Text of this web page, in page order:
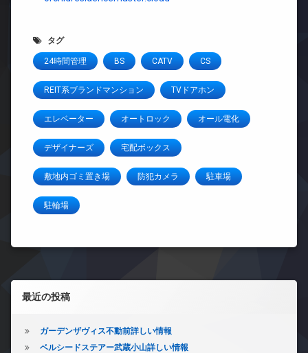
タグ
24時間管理 BS CATV CS
REIT系ブランドマンション TVドアホン
エレベーター オートロック オール電化
デザイナーズ 宅配ボックス
敷地内ゴミ置き場 防犯カメラ 駐車場
駐輪場
左サイドバー
最近の投稿
ガーデンザヴィス不動前詳しい情報
ベルシードステアー武蔵小山詳しい情報